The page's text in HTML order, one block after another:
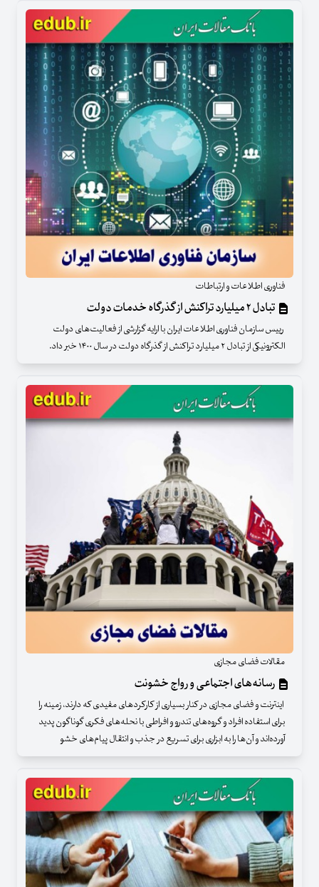
فناوری اطلاعات و ارتباطات
تبادل ۲ میلیارد تراکنش از گذرگاه خدمات دولت
رییس سازمان فناوری اطلاعات ایران با ارایه گزارشی از فعالیت‌های دولت
الکترونیکی از تبادل ۲ میلیارد تراکنش از گذرگاه دولت در سال ۱۴۰۰ خبر داد.
مقالات فضای مجازی
رسانه‌های اجتماعی و رواج خشونت
اینترنت و فضای مجازی در کنار بسیاری از کارکردهای مفیدی که دارند، زمینه را
برای استفاده افراد و گروه‌های تندرو و افراطی با نحله‌های فکری گوناگون پدید
آورده‌اند و آن‌ها را به ابزاری برای تسریع در جذب و انتقال پیام‌های خشو